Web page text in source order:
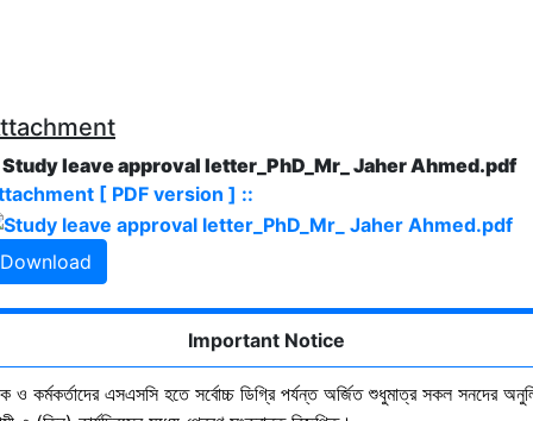
Study leave approval letter_PhD_Mr_ Jaher Ahmed.pdf
[ PDF version ] ::
Download
Important Notice
ও কর্মকর্তাদের এসএসসি হতে সর্বোচ্চ ডিগ্রি পর্যন্ত অর্জিত শুধুমাত্র সকল সনদের